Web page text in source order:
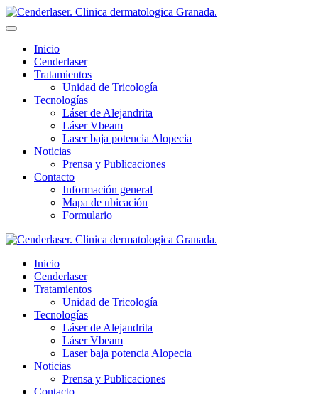
Inicio
Cenderlaser
Tratamientos
Unidad de Tricología
Tecnologías
Láser de Alejandrita
Láser Vbeam
Laser baja potencia Alopecia
Noticias
Prensa y Publicaciones
Contacto
Información general
Mapa de ubicación
Formulario
Inicio
Cenderlaser
Tratamientos
Unidad de Tricología
Tecnologías
Láser de Alejandrita
Láser Vbeam
Laser baja potencia Alopecia
Noticias
Prensa y Publicaciones
Contacto